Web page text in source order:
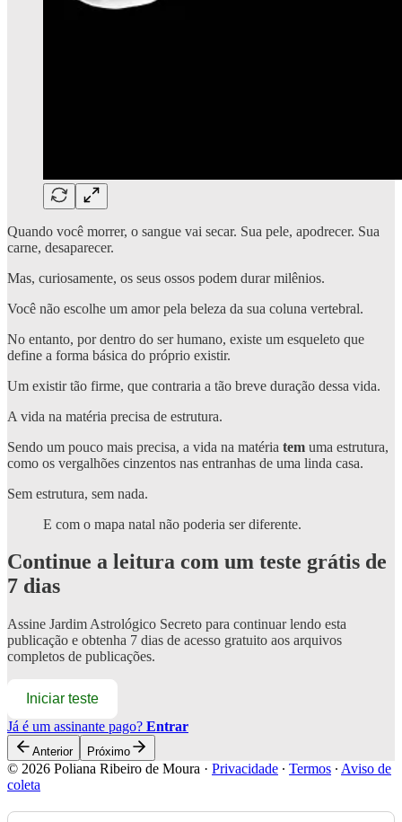
Quando você morrer, o sangue vai secar. Sua pele, apodrecer. Sua
carne, desaparecer.
Mas, curiosamente, os seus ossos podem durar milênios.
Você não escolhe um amor pela beleza da sua coluna vertebral.
No entanto, por dentro do ser humano, existe um esqueleto que
define a forma básica do próprio existir.
Um existir tão firme, que contraria a tão breve duração dessa vida.
A vida na matéria precisa de estrutura.
Sendo um pouco mais precisa, a vida na matéria tem uma estrutura,
como os vergalhões cinzentos nas entranhas de uma linda casa.
Sem estrutura, sem nada.
E com o mapa natal não poderia ser diferente.
Continue a leitura com um teste grátis de
7 dias
Assine Jardim Astrológico Secreto para continuar lendo esta
publicação e obtenha 7 dias de acesso gratuito aos arquivos
completos de publicações.
Iniciar teste
Já é um assinante pago? Entrar
Anterior Próximo
© 2026 Poliana Ribeiro de Moura · Privacidade ∙ Termos ∙ Aviso de
coleta